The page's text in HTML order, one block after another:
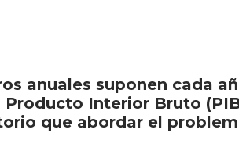
anuales suponen cada
Producto Interior Bruto
que abordar el